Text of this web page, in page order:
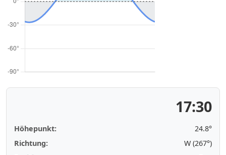
17:30
Höhepunkt:
24.8°
Richtung:
W (267°)